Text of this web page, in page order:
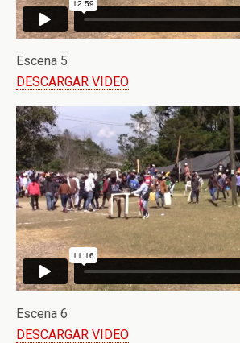
Escena 5
DESCARGAR VIDEO
Escena 6
DESCARGAR VIDEO